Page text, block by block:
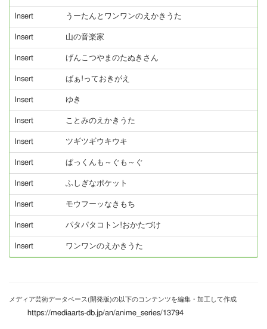
Insert うーたんとワンワンのえかきうた
Insert 山の音楽家
Insert げんこつやまのたぬきさん
Insert ばぁ!っておきがえ
Insert ゆき
Insert ことみのえかきうた
Insert ツギツギウキウキ
Insert ぱっくんも～ぐも～ぐ
Insert ふしぎなポケット
Insert モウフーッなきもち
Insert パタパタコトン!おかたづけ
Insert ワンワンのえかきうた
メディア芸術データベース(開発版)の以下のコンテンツを編集・加工して作成
https://mediaarts-db.jp/an/anime_series/13794